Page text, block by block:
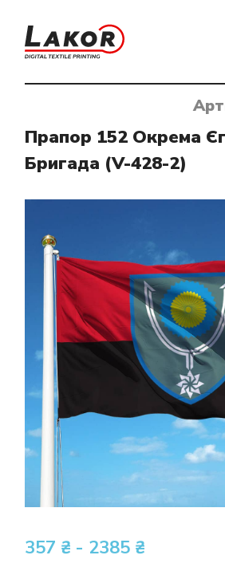
Нічого не
Прапор 152 Окрема
Бригада (V-428-2)
357 ₴ - 2385 ₴